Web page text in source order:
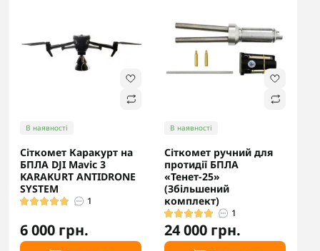
В наявності
Сіткомет Каракурт на
БПЛА DJI Mavic 3
KARAKURT ANTIDRONE
SYSTEM
1
6 000 грн.
В наявності
Сіткомет ручний для
протидії БПЛА
«Тенет-25»
(Збільшений
комплект)
1
24 000 грн.